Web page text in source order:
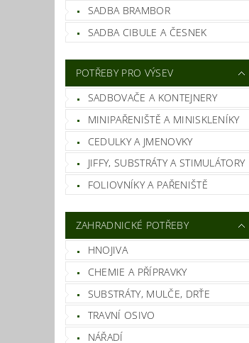
SADBA BRAMBOR
SADBA CIBULE A ČESNEK
POTŘEBY PRO VÝSEV
SADBOVAČE A KONTEJNERY
MINIPAŘENIŠTĚ A MINISKLENÍKY
CEDULKY A JMENOVKY
JIFFY, SUBSTRÁTY A STIMULÁTORY
FOLIOVNÍKY A PAŘENIŠTĚ
ZAHRADNICKÉ POTŘEBY
HNOJIVA
CHEMIE A PŘÍPRAVKY
SUBSTRÁTY, MULČE, DRŤE
TRAVNÍ OSIVO
NÁŘADÍ